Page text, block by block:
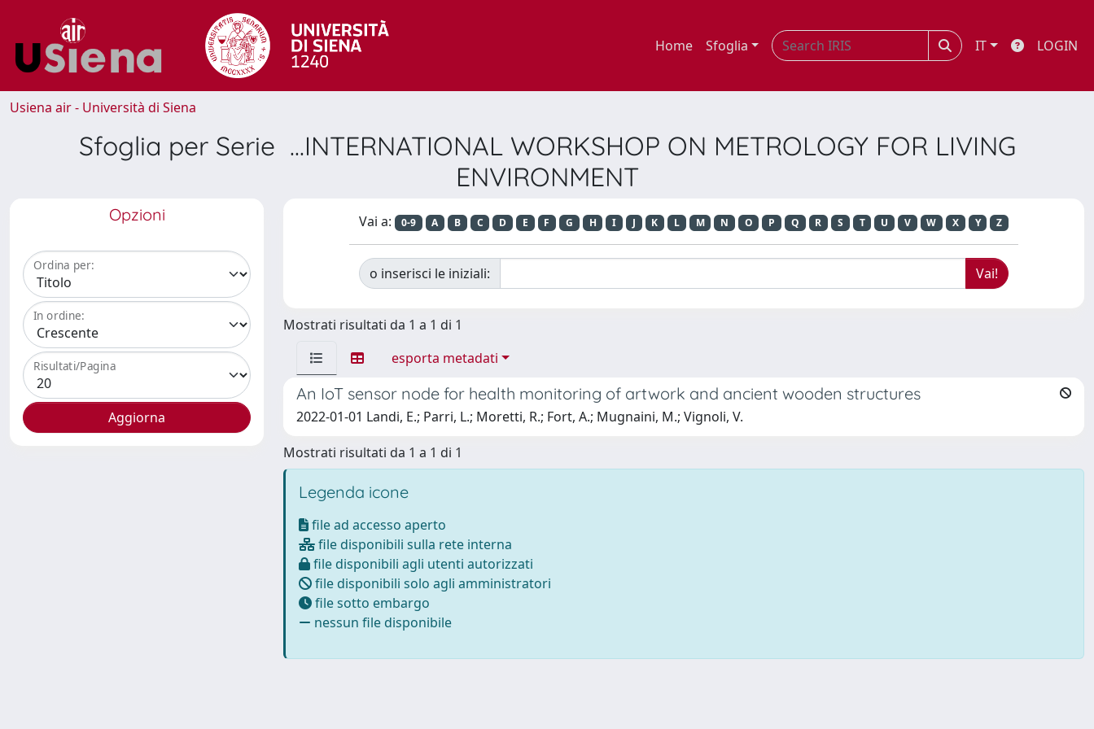
Home Sfoglia IT LOGIN
Usiena air - Università di Siena
Sfoglia per Serie ...INTERNATIONAL WORKSHOP ON METROLOGY FOR LIVING
ENVIRONMENT
Opzioni
Ordina per:
In ordine:
Risultati/Pagina
Vai a: 0-9 A B C D E F G H I J K L M N O P Q R S T U V W X Y Z
o inserisci le iniziali:
Mostrati risultati da 1 a 1 di 1
esporta metadati
An IoT sensor node for health monitoring of artwork and ancient wooden structures
2022-01-01 Landi, E.; Parri, L.; Moretti, R.; Fort, A.; Mugnaini, M.; Vignoli, V.
Mostrati risultati da 1 a 1 di 1
Legenda icone
file ad accesso aperto
file disponibili sulla rete interna
file disponibili agli utenti autorizzati
file disponibili solo agli amministratori
file sotto embargo
nessun file disponibile